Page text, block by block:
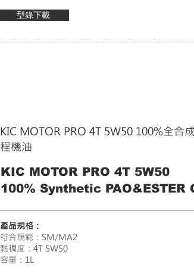
型錄下載
KIC MOTOR PRO 4T 5W50 100%全合
程機油
KIC MOTOR PRO 4T 5W50
100% Synthetic PAO&ESTER
產品規格：
符合規範：SM/MA2
黏稠度：4T 5W50
容量：1L